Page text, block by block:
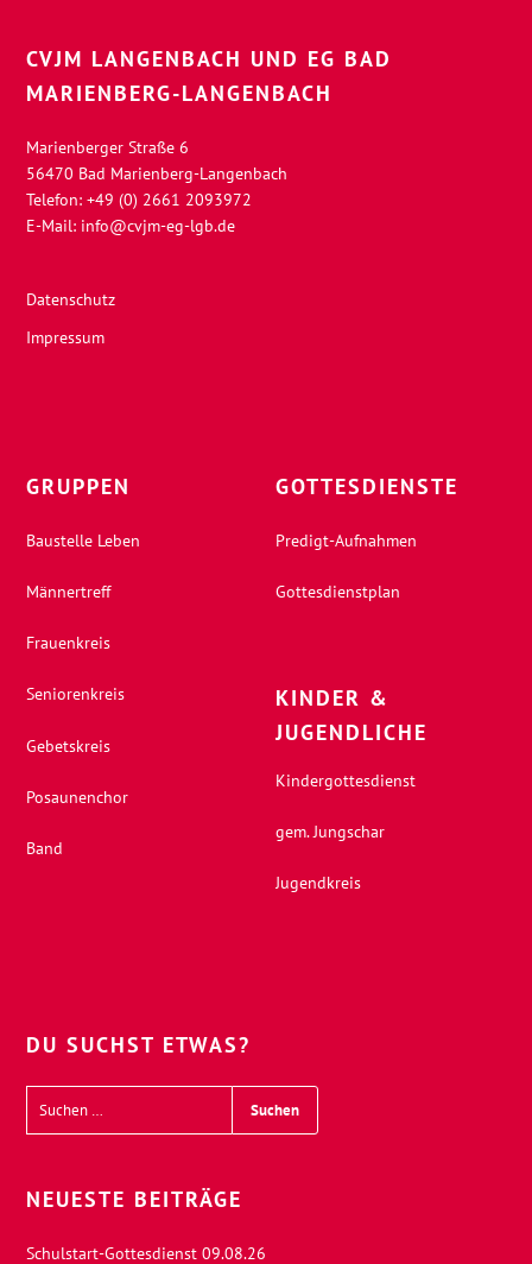
CVJM LANGENBACH UND EG BAD
MARIENBERG-LANGENBACH
Marienberger Straße 6
56470 Bad Marienberg-Langenbach
Telefon: +49 (0) 2661 2093972
E-Mail: info@cvjm-eg-lgb.de
Datenschutz
Impressum
GRUPPEN
Baustelle Leben
Männertreff
Frauenkreis
Seniorenkreis
Gebetskreis
Posaunenchor
Band
GOTTESDIENSTE
Predigt-Aufnahmen
Gottesdienstplan
KINDER &
JUGENDLICHE
Kindergottesdienst
gem. Jungschar
Jugendkreis
DU SUCHST ETWAS?
NEUESTE BEITRÄGE
Schulstart-Gottesdienst 09.08.26